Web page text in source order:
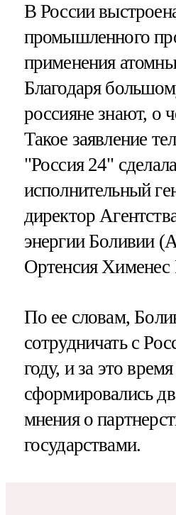
В России
промышленного
применения
Благодаря
россияне знают, о
Такое заявление
"Россия 24"
исполнительный
директор
энергии Боливии
Ортенсия Хименес
По ее словам,
сотрудничать с
году, и за это время
сформировались
мнения о
государствами.